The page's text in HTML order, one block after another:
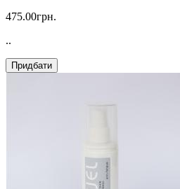
475.00грн.
..
Придбати